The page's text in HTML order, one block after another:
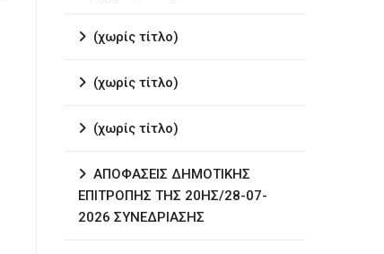
(χωρίς τίτλο)
(χωρίς τίτλο)
(χωρίς τίτλο)
ΑΠΟΦΑΣΕΙΣ ΔΗΜΟΤΙΚΗΣ
ΕΠΙΤΡΟΠΗΣ ΤΗΣ 20ΗΣ/28-07-
2026 ΣΥΝΕΔΡΙΑΣΗΣ